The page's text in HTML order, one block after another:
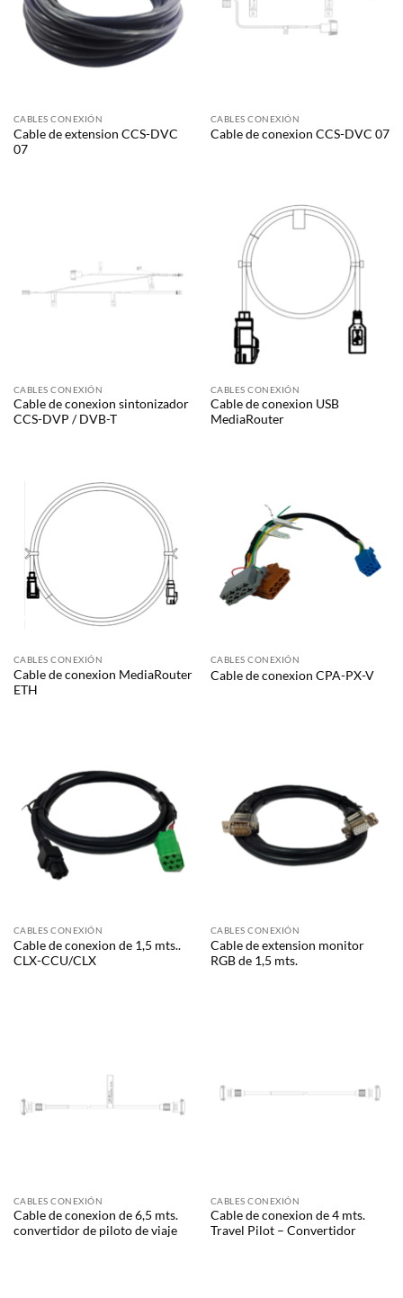
CABLES CONEXIÓN
Cable de extension CCS-DVC
07
CABLES CONEXIÓN
Cable de conexion CCS-DVC 07
CABLES CONEXIÓN
Cable de conexion sintonizador
CCS-DVP / DVB-T
CABLES CONEXIÓN
Cable de conexion USB
MediaRouter
CABLES CONEXIÓN
Cable de conexion MediaRouter
ETH
CABLES CONEXIÓN
Cable de conexion CPA-PX-V
CABLES CONEXIÓN
Cable de conexion de 1,5 mts..
CLX-CCU/CLX
CABLES CONEXIÓN
Cable de extension monitor
RGB de 1,5 mts.
CABLES CONEXIÓN
Cable de conexion de 6,5 mts.
convertidor de piloto de viaje
CABLES CONEXIÓN
Cable de conexion de 4 mts.
Travel Pilot – Convertidor